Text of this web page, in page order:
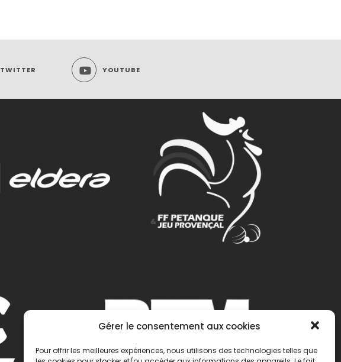
Gérer le consentement aux cookies
Pour offrir les meilleures expériences, nous utilisons des technologies telles que
TWITTER YOUTUBE